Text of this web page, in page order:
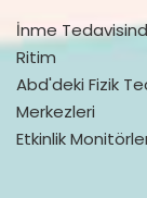
İnme
Ritim
Abd'deki Fizik
Merkezleri
Etkinlik